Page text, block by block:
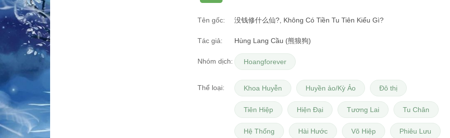
Tên gốc: 没钱修什么仙?, Không Có Tiền Tu Tiên Kiểu Gì?
Tác giả: Hùng Lang Cầu (熊狼狗)
Nhóm dịch: Hoangforever
Thể loại: Khoa Huyễn Huyền ảo/Kỳ Ảo Đô thị
Tiên Hiệp Hiện Đại Tương Lai Tu Chân
Hệ Thống Hài Hước Võ Hiệp Phiêu Lưu